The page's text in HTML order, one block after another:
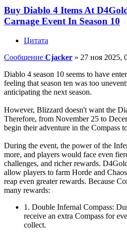
Buy Diablo 4 Items At
Carnage Event In Season 10
Цитата
Сообщение Cjacker » 27 ноя 2025,
Diablo 4 season 10 seems to have
feeling that season ten was too
anticipating the next season.
However, Blizzard doesn't want the
Therefore, from November 25 to
begin their adventure in the Compass
During the event, the power of the
more, and players would face even
challenges, and richer rewards.
allow players to farm Horde and
reap even greater rewards. Because
many rewards:
1. Double Infernal Compass:
receive an extra Compass for
collect.